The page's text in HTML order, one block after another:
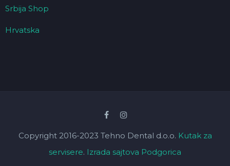
Srbija Shop
Hrvatska
Copyright 2016-2023 Tehno Dental d.o.o. Kutak za
servisere. Izrada sajtova Podgorica